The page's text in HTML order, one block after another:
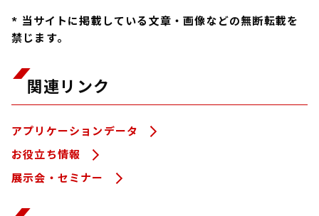
* 当サイトに掲載している文章・画像などの無断転載を
禁じます。
関連リンク
アプリケーションデータ
お役立ち情報
展示会・セミナー